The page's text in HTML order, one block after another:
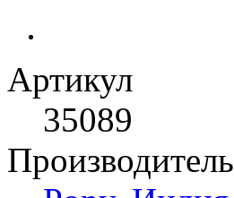
Артикул
35089
Производитель